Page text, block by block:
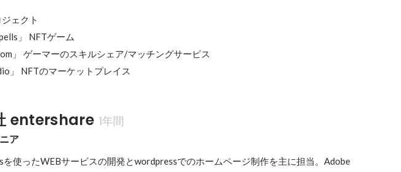
ェクト
」 NFTゲーム
」 ゲーマーのスキルシェア/マッチングサービス
」 NFTのマーケットプレイス
entershare 1年間
ア
を使ったWEBサービスの開発とwordpressでのホームページ制作を主に担当。Adobe